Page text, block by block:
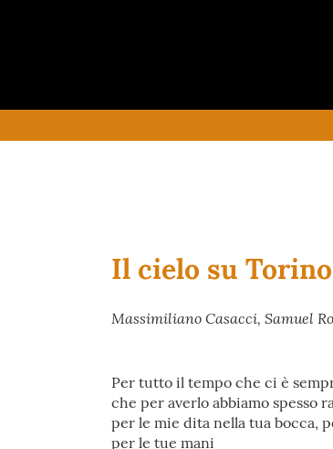
Il cielo su Torino
Massimiliano Casacci, Samuel
Per tutto il tempo che ci è
che per averlo abbiamo spesso
per le mie dita nella tua bocca,
per le tue mani